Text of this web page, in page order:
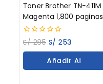
Toner Brother TN-411M
Magenta 1,800 paginas
0
out
of
S/285 S/ 253
Añadir Al